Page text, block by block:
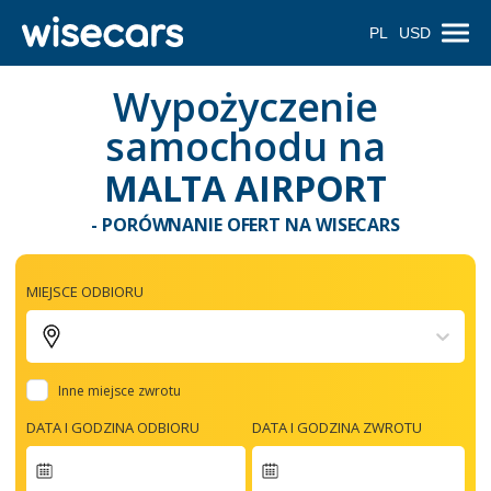
PL USD
Wypożyczenie
samochodu na
MALTA AIRPORT
- PORÓWNANIE OFERT NA WISECARS
MIEJSCE ODBIORU
Inne miejsce zwrotu
DATA I GODZINA ODBIORU DATA I GODZINA ZWROTU